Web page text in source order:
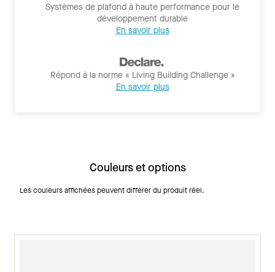
Systèmes de plafond à haute performance pour le
développement durable
En savoir plus
Répond à la norme « Living Building Challenge »
En savoir plus
Couleurs et options
Les couleurs affichées peuvent différer du produit réel.